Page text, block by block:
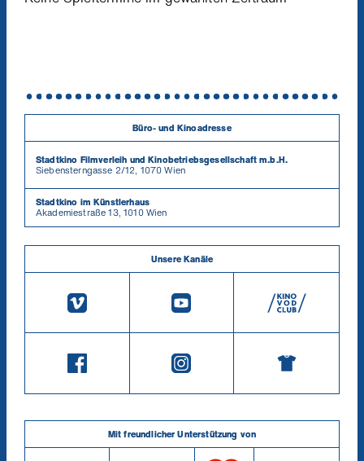
Büro- und Kinoadresse
Stadtkino Filmverleih und Kinobetriebsgesellschaft m.b.H.
Siebensterngasse 2/12, 1070 Wien
Stadtkino im Künstlerhaus
Akademiestraße 13, 1010 Wien
Unsere Kanäle
Mit freundlicher Unterstützung von